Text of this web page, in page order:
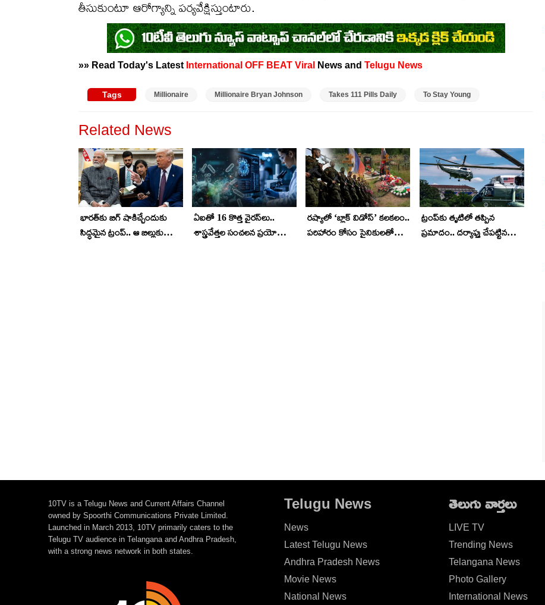
తీసుకుంటూ ఆరోగ్యాన్ని పర్యవేక్షిస్తుంటారు.
»» Read Today's Latest International OFF BEAT Viral News and Telugu News
Tags Millionaire Millionaire Bryan Johnson Takes 111 Pills Daily To Stay Young
Related News
భారత్‌కు బిగ్ షాకిచ్చేందుకు
సిద్ధమైన ట్రంప్.. ఆ బిల్లుకు
ఏఐతో 16 కొత్త వైరస్‌లు..
శాస్త్రవేత్తల సంచలన ప్రయోగం..
రష్యాలో ‘బ్లాక్ విడోస్’ కలకలం..
పరిహారం కోసం సైనికులతో
ట్రంప్‌కు తృటిలో తప్పిన
ప్రమాదం.. దర్యాప్తు చేపట్టిన
10TV is a Telugu News and Current Affairs Channel
owned by Spoorthi Communications Private Limited.
Launched in March 2013, 10TV primarily caters to the
Telugu TV audience in Telangana and Andhra Pradesh,
with a strong news network in both states.
Telugu News
News
Latest Telugu News
Andhra Pradesh News
Movie News
National News
తెలుగు వార్తలు
LIVE TV
Trending News
Telangana News
Photo Gallery
International News